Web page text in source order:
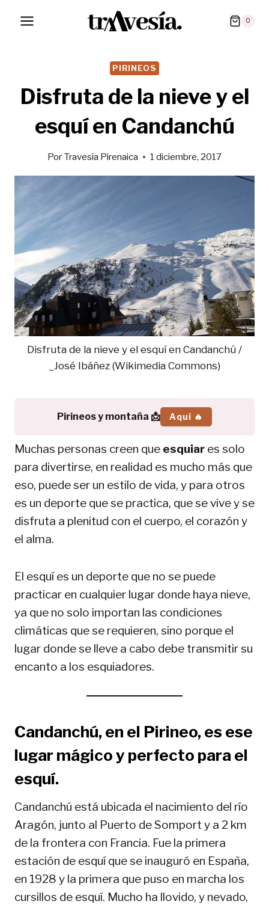
0
PIRINEOS
Disfruta de la nieve y el
esquí en Candanchú
Por Travesía Pirenaica 1 diciembre, 2017
Disfruta de la nieve y el esquí en Candanchú /
_José Ibáñez (Wikimedia Commons)
Pirineos y montaña 📩 Aquí 🔥
Muchas personas creen que esquiar es solo
para divertirse, en realidad es mucho más que
eso, puede ser un estilo de vida, y para otros
es un deporte que se practica, que se vive y se
disfruta a plenitud con el cuerpo, el corazón y
el alma.
El esquí es un deporte que no se puede
practicar en cualquier lugar donde haya nieve,
ya que no solo importan las condiciones
climáticas que se requieren, sino porque el
lugar donde se lleve a cabo debe transmitir su
encanto a los esquiadores.
Candanchú, en el Pirineo, es ese
lugar mágico y perfecto para el
esquí.
Candanchú está ubicada el nacimiento del río
Aragón, junto al Puerto de Somport y a 2 km
de la frontera con Francia. Fue la primera
estación de esquí que se inauguró en España,
en 1928 y la primera que puso en marcha los
cursillos de esquí. Mucho ha llovido, y nevado,